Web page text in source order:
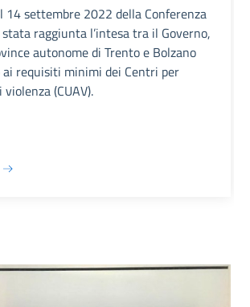
14 settembre 2022 della Conferenza
raggiunta l’intesa tra il Governo,
autonome di Trento e Bolzano
requisiti minimi dei Centri per
(CUAV).